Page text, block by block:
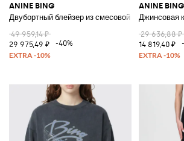
ANINE BING
Двубортный блейзер из смесовой шерсти
49 959,14 ₽
29 975,49 ₽
-40%
ANINE BING
Джинсовая
29 636,88 ₽
14 819,40 ₽